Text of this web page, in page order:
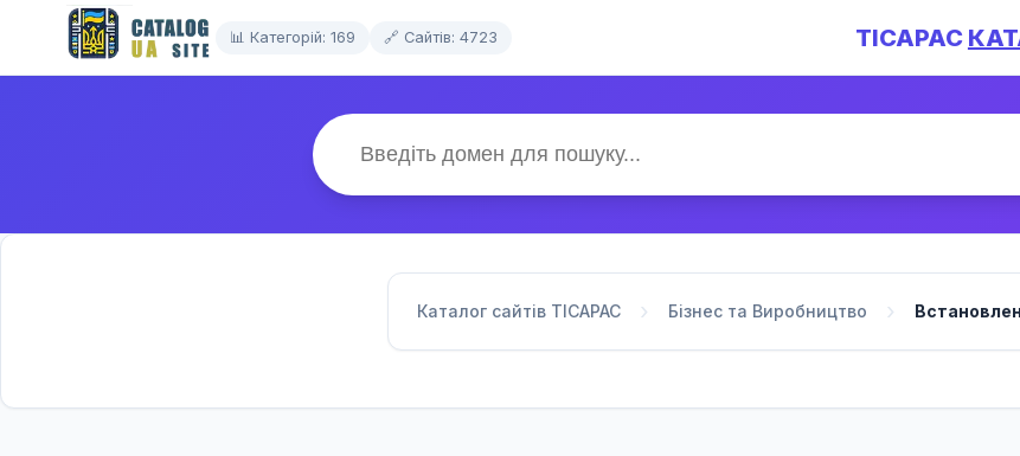
📊 Категорій: 169 🔗 Сайтів: 4723 TICAPAC
Каталог сайтів TICAPAC Бізнес та Виробництво